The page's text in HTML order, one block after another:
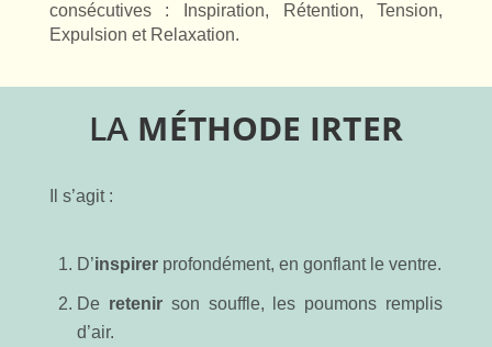
consécutives : Inspiration, Rétention, Tension,
Expulsion et Relaxation.
LA MÉTHODE IRTER
Il s’agit :
D’inspirerprofondément, en gonflant le ventre.
De retenirson souffle, les poumons remplis
d’air.